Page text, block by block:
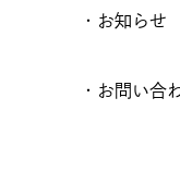
・お知らせ
・お問い合